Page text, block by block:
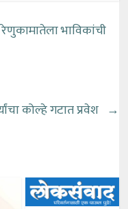
रेणुकामातेला भाविकांची
कोल्हे गटात प्रवेश →